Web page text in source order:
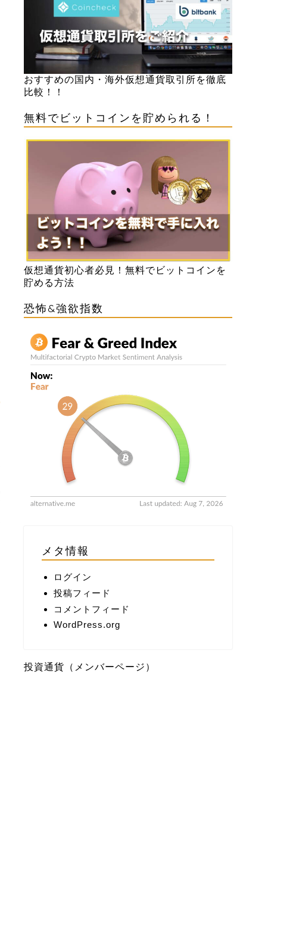
おすすめの国内・海外仮想通貨取引所を徹底
比較！！
無料でビットコインを貯められる！
仮想通貨初心者必見！無料でビットコインを
貯める方法
恐怖&強欲指数
メタ情報
ログイン
投稿フィード
コメントフィード
WordPress.org
投資通貨（メンバーページ）